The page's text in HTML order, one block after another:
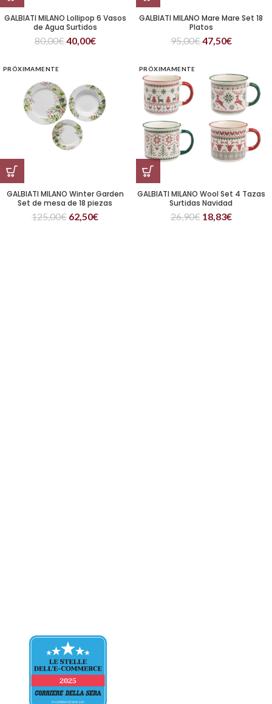
GALBIATI MILANO Lollipop 6 Vasos
de Agua Surtidos
80,00€40,00€
GALBIATI MILANO Mare Mare Set 18
Platos
95,00€47,50€
PRÓXIMAMENTE
GALBIATI MILANO Winter Garden
Set de mesa de 18 piezas
125,00€ 62,50€
PRÓXIMAMENTE
GALBIATI MILANO Wool Set 4 Tazas
Surtidas Navidad
26,90€ 18,83€